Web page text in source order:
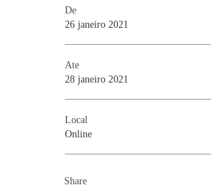
De
26 janeiro 2021
Ate
28 janeiro 2021
Local
Online
Share